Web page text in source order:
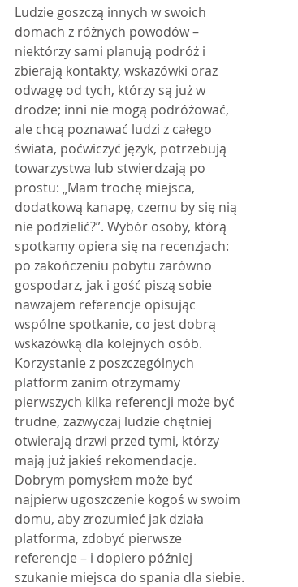
Ludzie goszczą innych w swoich
domach z różnych powodów –
niektórzy sami planują podróż i
zbierają kontakty, wskazówki oraz
odwagę od tych, którzy są już w
drodze; inni nie mogą podróżować,
ale chcą poznawać ludzi z całego
świata, poćwiczyć język, potrzebują
towarzystwa lub stwierdzają po
prostu: „Mam trochę miejsca,
dodatkową kanapę, czemu by się nią
nie podzielić?”. Wybór osoby, którą
spotkamy opiera się na recenzjach:
po zakończeniu pobytu zarówno
gospodarz, jak i gość piszą sobie
nawzajem referencje opisując
wspólne spotkanie, co jest dobrą
wskazówką dla kolejnych osób.
Korzystanie z poszczególnych
platform zanim otrzymamy
pierwszych kilka referencji może być
trudne, zazwyczaj ludzie chętniej
otwierają drzwi przed tymi, którzy
mają już jakieś rekomendacje.
Dobrym pomysłem może być
najpierw ugoszczenie kogoś w swoim
domu, aby zrozumieć jak działa
platforma, zdobyć pierwsze
referencje – i dopiero później
szukanie miejsca do spania dla siebie.